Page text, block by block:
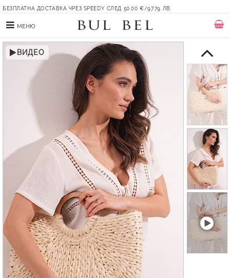
БЕЗПЛАТНА ДОСТАВКА ЧРЕЗ SPEEDY СЛЕД 50.00 €/97.79 ЛВ.
МЕНЮ
ВИДЕО